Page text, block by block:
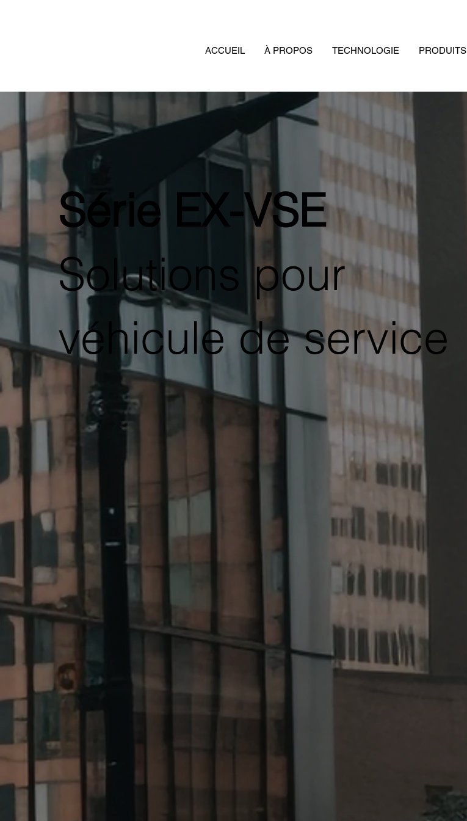
ACCUEIL À PROPOS TECHNOLOGIE PRODUITS
Série EX-VSE
Solutions pour
véhicule de service